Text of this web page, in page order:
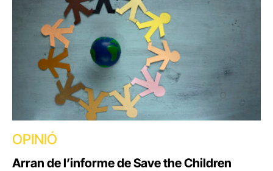
OPINIÓ
Arran de l’informe de Save the Children